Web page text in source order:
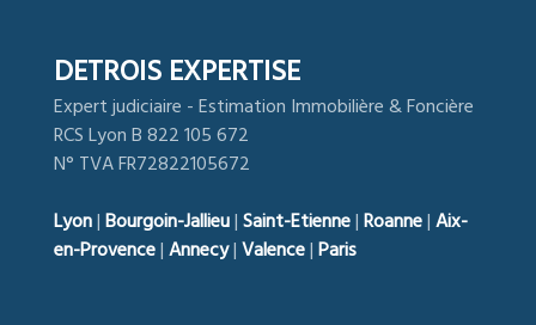
DETROIS EXPERTISE
Expert judiciaire - Estimation Immobilière & Foncière
RCS Lyon B 822 105 672
N° TVA FR72822105672
Lyon|Bourgoin-Jallieu|Saint-Etienne|Roanne|Aix-
en-Provence|Annecy|Valence|Paris